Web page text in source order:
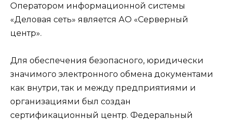
Оператором информационной системы
«Деловая сеть» является АО «Серверный
центр».
Для обеспечения безопасного, юридически
значимого электронного обмена документами
как внутри, так и между предприятиями и
организациями был создан
сертификационный центр. Федеральный